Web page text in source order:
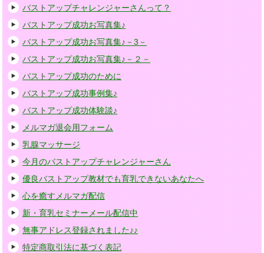
バストアップチャレンジャーさんって？
バストアップ成功お写真集♪
バストアップ成功お写真集♪－3－
バストアップ成功お写真集♪－２－
バストアップ成功のために
バストアップ成功事例集♪
バストアップ成功体験談♪
メルマガ退会用フォーム
乳腺マッサージ
今月のバストアップチャレンジャーさん
優良バストアップ教材でも育乳できないあなたへ
心を癒すメルマガ配信
新・育乳セミナーメール配信中
無事アドレス登録されました♪♪
特定商取引法に基づく表記